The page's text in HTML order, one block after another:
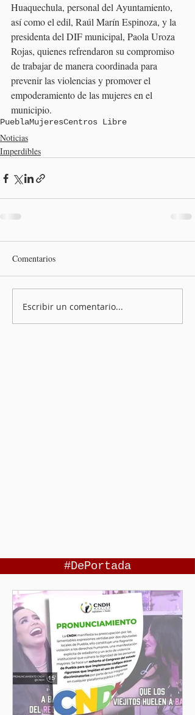
Huaquechula, personal del Ayuntamiento,
así como el edil, Raúl Marín Espinoza, y la
presidenta del DIF municipal, Paola Uroza
Rojas, quienes refrendaron su compromiso
de trabajar de manera coordinada para
prevenir las violencias y promover el
empoderamiento de las mujeres en el
municipio.
PueblaMujeresCentros Libre
Noticias
Imperdibles
Comentarios
Escribir un comentario...
#DePortada